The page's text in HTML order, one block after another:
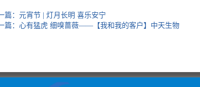
篇： 元宵节 | 灯月长明 喜乐安宁
篇： 心有猛虎 细嗅蔷薇——【我和我的客户】中天生物